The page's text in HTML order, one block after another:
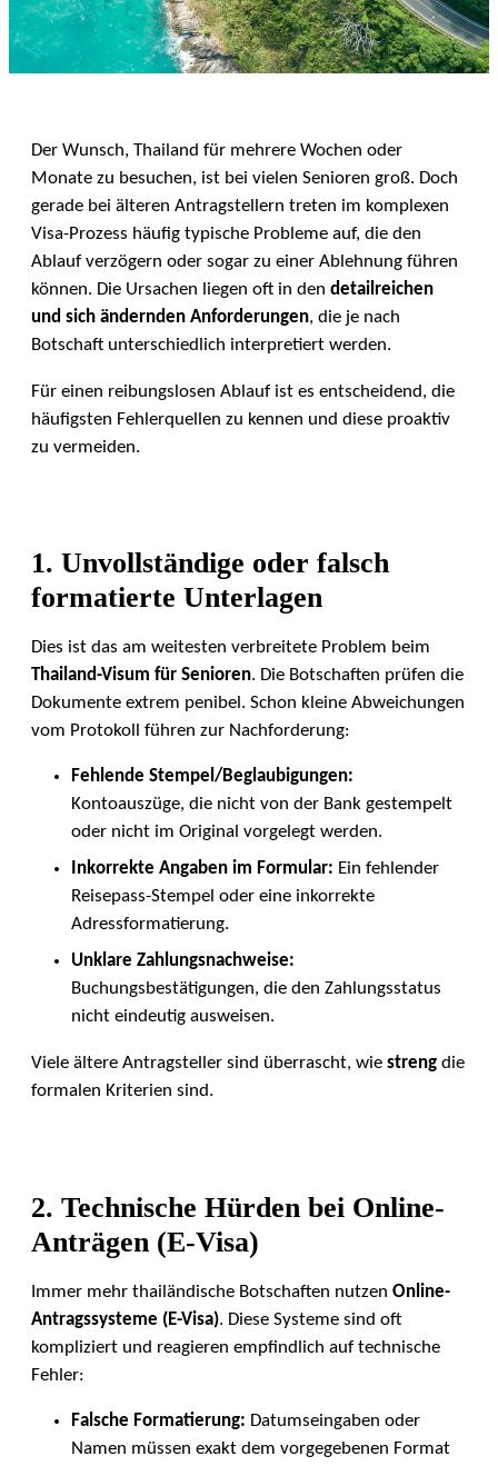
Der Wunsch, Thailand für mehrere Wochen oder
Monate zu besuchen, ist bei vielen Senioren groß. Doch
gerade bei älteren Antragstellern treten im komplexen
Visa-Prozess häufig typische Probleme auf, die den
Ablauf verzögern oder sogar zu einer Ablehnung führen
können. Die Ursachen liegen oft in den detailreichen
und sich ändernden Anforderungen, die je nach
Botschaft unterschiedlich interpretiert werden.
Für einen reibungslosen Ablauf ist es entscheidend, die
häufigsten Fehlerquellen zu kennen und diese proaktiv
zu vermeiden.
1. Unvollständige oder falsch
formatierte Unterlagen
Dies ist das am weitesten verbreitete Problem beim
Thailand-Visum für Senioren. Die Botschaften prüfen die
Dokumente extrem penibel. Schon kleine Abweichungen
vom Protokoll führen zur Nachforderung:
Fehlende Stempel/Beglaubigungen:
Kontoauszüge, die nicht von der Bank gestempelt
oder nicht im Original vorgelegt werden.
Inkorrekte Angaben im Formular: Ein fehlender
Reisepass-Stempel oder eine inkorrekte
Adressformatierung.
Unklare Zahlungsnachweise:
Buchungsbestätigungen, die den Zahlungsstatus
nicht eindeutig ausweisen.
Viele ältere Antragsteller sind überrascht, wie streng die
formalen Kriterien sind.
2. Technische Hürden bei Online-
Anträgen (E-Visa)
Immer mehr thailändische Botschaften nutzen Online-
Antragssysteme (E-Visa). Diese Systeme sind oft
kompliziert und reagieren empfindlich auf technische
Fehler:
Falsche Formatierung: Datumseingaben oder
Namen müssen exakt dem vorgegebenen Format